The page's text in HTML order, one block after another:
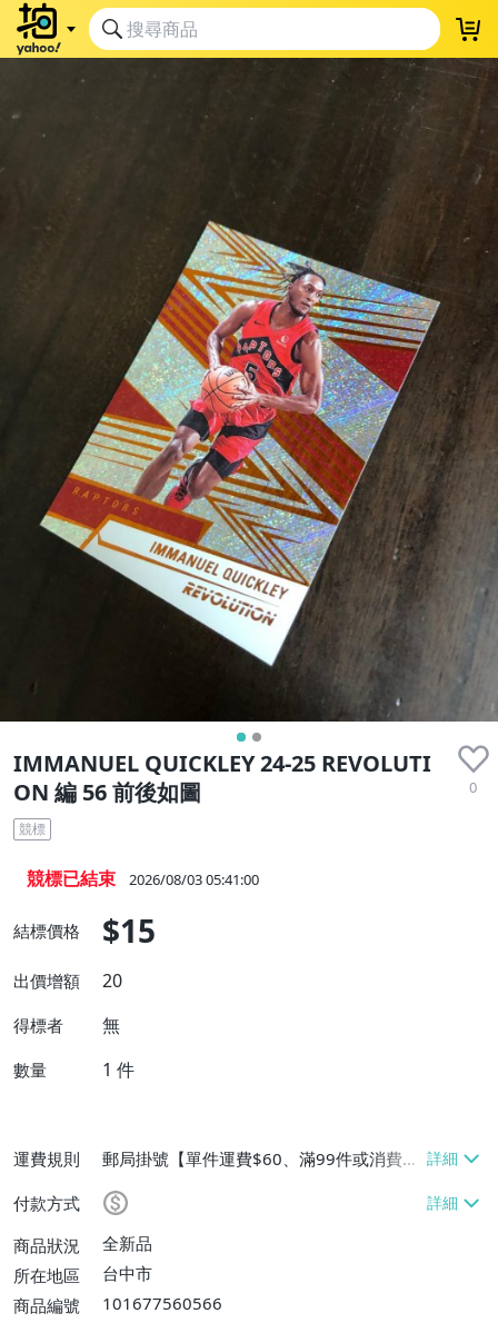
IMMANUEL QUICKLEY 24-25 REVOLUTI
ON 編 56 前後如圖
0
競標
競標已結束 2026/08/03 05:41:00
結標價格 $15
出價增額 20
得標者 無
數量 1 件
運費規則
郵局掛號【單件運費$60、滿99件或消費滿
$9999免運費】
付款方式
商品狀況
全新品
所在地區
台中市
商品編號
101677560566